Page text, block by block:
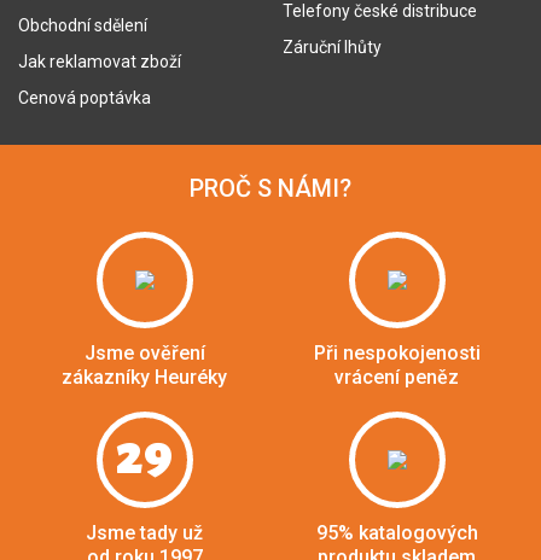
Obchodní sdělení
Jak reklamovat zboží
Cenová poptávka
Telefony české distribuce
Záruční lhůty
PROČ S NÁMI?
Jsme ověření
zákazníky Heuréky
Při nespokojenosti
vrácení peněz
29
Jsme tady už
95% katalogových